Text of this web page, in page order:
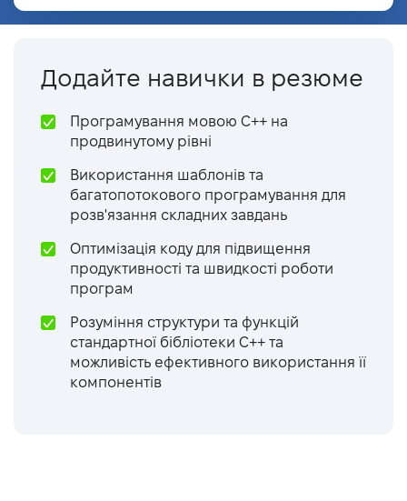
Додайте навички в резюме
Програмування мовою C++ на
продвинутому рівні
Використання шаблонів та
багатопотокового програмування для
розв'язання складних завдань
Оптимізація коду для підвищення
продуктивності та швидкості роботи
програм
Розуміння структури та функцій
стандартної бібліотеки C++ та
можливість ефективного використання її
компонентів